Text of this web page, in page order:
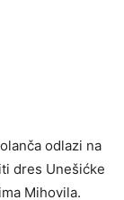
odlazi na
dres Unešićke
Mihovila.